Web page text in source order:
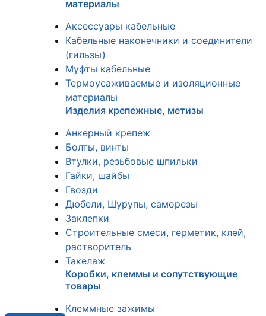
материалы
Аксессуары кабельные
Кабельные наконечники и соединители
(гильзы)
Муфты кабельные
Термоусаживаемые и изоляционные
материалы
Изделия крепежные, метизы
Анкерный крепеж
Болты, винты
Втулки, резьбовые шпильки
Гайки, шайбы
Гвозди
Дюбели, Шурупы, саморезы
Заклепки
Строительные смеси, герметик, клей,
растворитель
Такелаж
Коробки, клеммы и сопутствующие
товары
Клеммные зажимы